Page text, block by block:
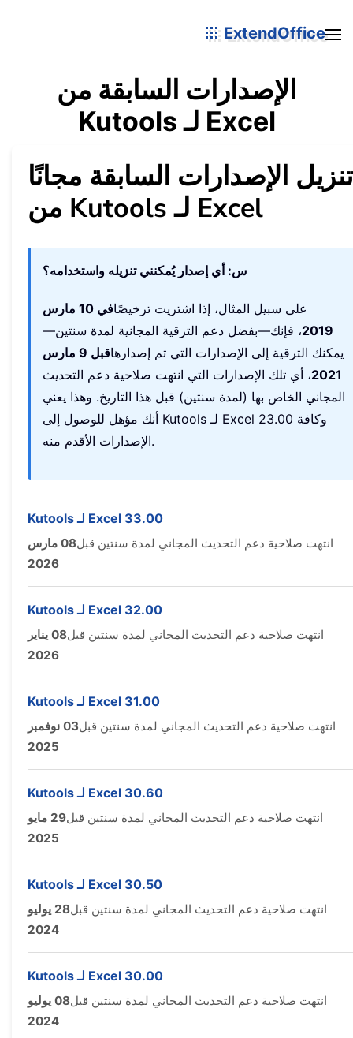
ExtendOffice
الإصدارات السابقة من
Kutools لـ Excel
تنزيل الإصدارات السابقة مجانًا
من Kutools لـ Excel
س: أي إصدار يُمكنني تنزيله واستخدامه؟
على سبيل المثال، إذا اشتريت ترخيصًا
في 10 مارس
2019، فإنك—بفضل دعم الترقية المجانية لمدة سنتين—
يمكنك الترقية إلى الإصدارات التي تم إصدارها
قبل 9 مارس
2021، أي تلك الإصدارات التي انتهت صلاحية دعم التحديث
المجاني الخاص بها (لمدة سنتين) قبل هذا التاريخ. وهذا يعني
أنك مؤهل للوصول إلى Kutools لـ Excel 23.00 وكافة
الإصدارات الأقدم منه.
Kutools لـ Excel 33.00
انتهت صلاحية دعم التحديث المجاني لمدة سنتين قبل
08 مارس
2026
Kutools لـ Excel 32.00
انتهت صلاحية دعم التحديث المجاني لمدة سنتين قبل
08 يناير
2026
Kutools لـ Excel 31.00
انتهت صلاحية دعم التحديث المجاني لمدة سنتين قبل
03 نوفمبر
2025
Kutools لـ Excel 30.60
انتهت صلاحية دعم التحديث المجاني لمدة سنتين قبل
29 مايو
2025
Kutools لـ Excel 30.50
انتهت صلاحية دعم التحديث المجاني لمدة سنتين قبل
28 يوليو
2024
Kutools لـ Excel 30.00
انتهت صلاحية دعم التحديث المجاني لمدة سنتين قبل
08 يوليو
2024